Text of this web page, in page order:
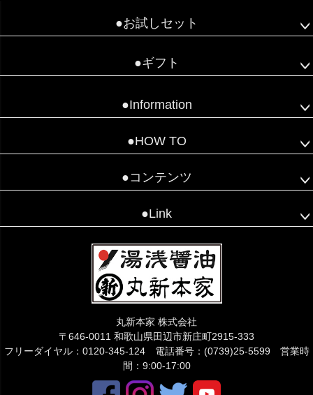
●お試しセット
●ギフト
●Information
●HOW TO
●コンテンツ
●Link
丸新本家 株式会社
〒646-0011 和歌山県田辺市新庄町2915-333
フリーダイヤル：0120-345-124 電話番号：(0739)25-5599 営業時
間：9:00-17:00